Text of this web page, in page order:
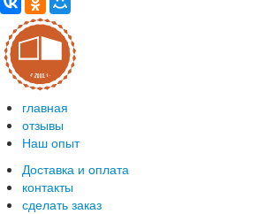
главная
отзывы
Наш опыт
Доставка и оплата
контакты
сделать заказ